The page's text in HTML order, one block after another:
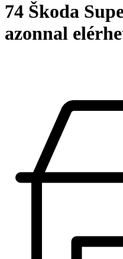
74 Škoda
azonnal